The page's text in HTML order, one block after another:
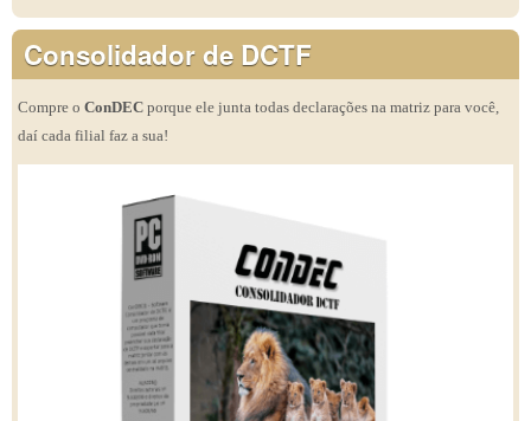
Consolidador de DCTF
Compre o ConDEC porque ele junta todas declarações na matriz para você,
daí cada filial faz a sua!